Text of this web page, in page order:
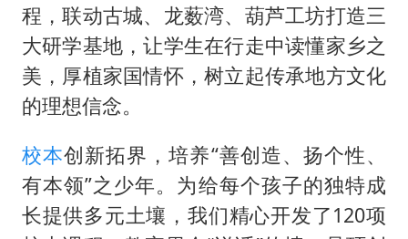
程，联动古城、龙薮湾、葫芦工坊打造三
大研学基地，让学生在行走中读懂家乡之
美，厚植家国情怀，树立起传承地方文化
的理想信念。
校本创新拓界，培养“善创造、扬个性、
有本领”之少年。为给每个孩子的独特成
长提供多元土壤，我们精心开发了120项